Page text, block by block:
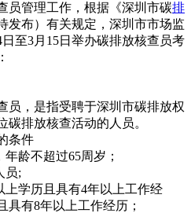
管理工作，根据《深圳市碳排
发布）有关规定，深圳市市场监
至3月15日举办碳排放核查员考
，是指受聘于深圳市碳排放权
碳排放核查活动的人员。
条件
龄不超过65周岁；
员;
学历且具有4年以上工作经
具有8年以上工作经历；